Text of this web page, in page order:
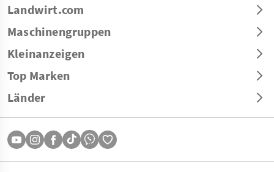
Landwirt.com
Maschinengruppen
Kleinanzeigen
Top Marken
Länder